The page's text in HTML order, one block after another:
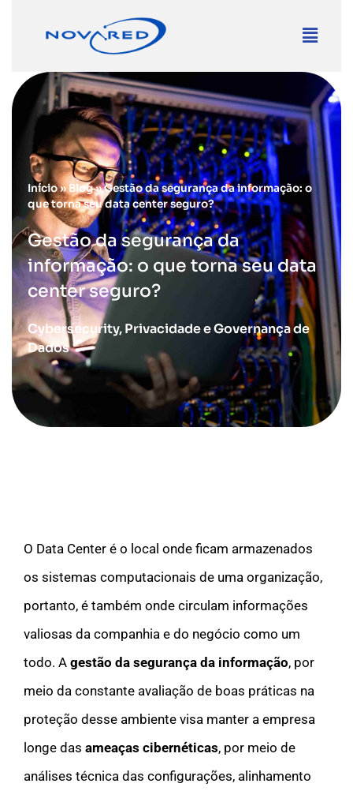
Início»Blog»Gestão da segurança da informação: o
que torna seu data center seguro?
Gestão da segurança da
informação: o que torna seu data
center seguro?
Cybersecurity,Privacidade e Governança de
Dados
O Data Center é o local onde ficam armazenados
os sistemas computacionais de uma organização,
portanto, é também onde circulam informações
valiosas da companhia e do negócio como um
todo. A gestão da segurança da informação, por
meio da constante avaliação de boas práticas na
proteção desse ambiente visa manter a empresa
longe das ameaças cibernéticas, por meio de
análises técnica das configurações, alinhamento